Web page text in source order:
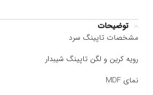
توضیحات
مشخصات تاپینگ سرد
رویه کرین و لگن تاپینگ شیبدار
نمای MDF